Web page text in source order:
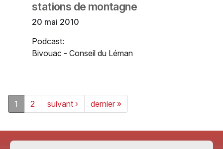
stations de montagne
20 mai 2010
Podcast:
Bivouac - Conseil du Léman
1 2 suivant › dernier »